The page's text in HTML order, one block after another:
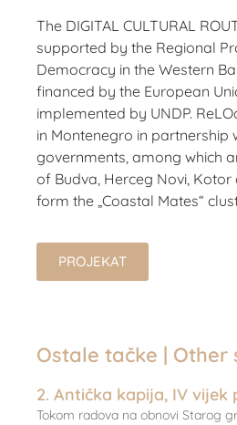
The DIGITAL CULTURAL
supported by the Regional
Democracy in the Western
financed by the European
implemented by UNDP.
in Montenegro in partnership
governments, among which
of Budva, Herceg Novi, Kotor
form the „Coastal Mates“
PROJEKAT
Ostale tačke | Other
2. Antička kapija, IV vijek
Tokom radova na obnovi Starog